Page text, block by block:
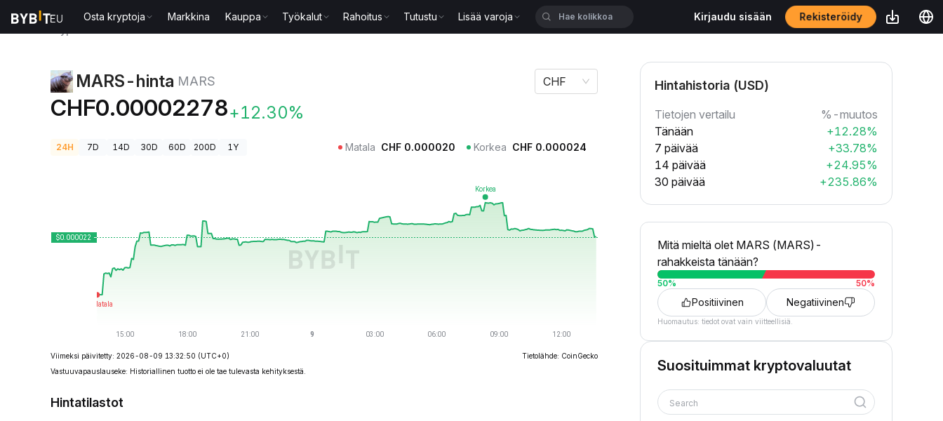
Osta kryptoja Markkina Kauppa Työkalut Rahoitus Tutustu Lisää varoja Kirjaudu sisään Rekisteröidy
MARS-hinta MARS
CHF0.00002278+12.30%
CHF
24H 7D 14D 30D 60D 200D 1Y Matala CHF 0.000020 Korkea CHF 0.000024
Viimeksi päivitetty: 2026-08-09 13:32:50 (UTC+0)
Tietolähde: CoinGecko
Vastuuvapauslauseke: Historiallinen tuotto ei ole tae tulevasta kehityksestä.
Hintatilastot
Hintahistoria (USD)
Tietojen vertailu
%-muutos
Tänään
+12.28%
7 päivää
+33.78%
14 päivää
+24.95%
30 päivää
+235.86%
Mitä mieltä olet MARS (MARS)-
rahakkeista tänään?
50% 50%
Positiivinen Negatiivinen
Huomautus: tiedot ovat vain viitteellisiä.
Suosituimmat kryptovaluutat
Search